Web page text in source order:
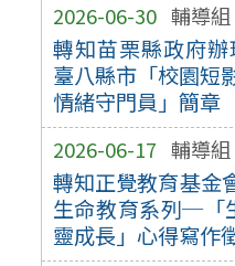
2026-06-30 輔導組
轉知苗栗縣政府
臺八縣市「校園短
情緒守門員」簡章
2026-06-17 輔導組
轉知正覺教育基金
生命教育系列─「
靈成長」心得寫作